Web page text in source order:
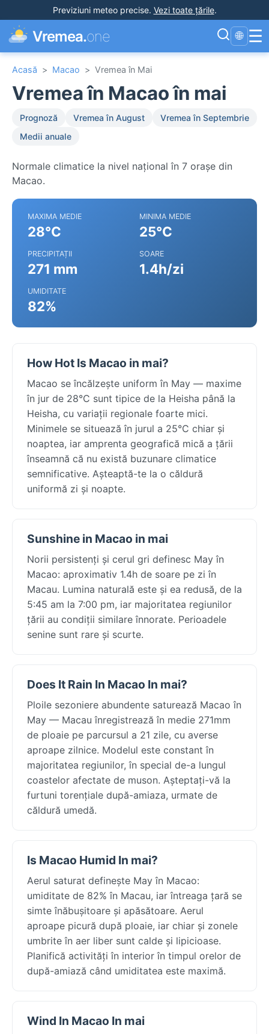
Previziuni meteo precise. Vezi toate țările.
Vremea.one 🌐 ☰
Acasă > Macao > Vremea în Mai
Vremea în Macao în mai
Prognoză Vremea în August
Vremea în Septembrie
Medii anuale
Normale climatice la nivel național în 7 orașe din
Macao.
MAXIMA MEDIE
28°C
MINIMA MEDIE
25°C
PRECIPITAȚII
271 mm
SOARE
1.4h/zi
UMIDITATE
82%
How Hot Is Macao in mai?
Macao se încălzește uniform în May — maxime
în jur de 28°C sunt tipice de la Heisha până la
Heisha, cu variații regionale foarte mici.
Minimele se situează în jurul a 25°C chiar și
noaptea, iar amprenta geografică mică a țării
înseamnă că nu există buzunare climatice
semnificative. Așteaptă-te la o căldură
uniformă zi și noapte.
Sunshine in Macao in mai
Norii persistenți și cerul gri definesc May în
Macao: aproximativ 1.4h de soare pe zi în
Macau. Lumina naturală este și ea redusă, de la
5:45 am la 7:00 pm, iar majoritatea regiunilor
țării au condiții similare înnorate. Perioadele
senine sunt rare și scurte.
Does It Rain In Macao In mai?
Ploile sezoniere abundente saturează Macao în
May — Macau înregistrează în medie 271mm
de ploaie pe parcursul a 21 zile, cu averse
aproape zilnice. Modelul este constant în
majoritatea regiunilor, în special de-a lungul
coastelor afectate de muson. Așteptați-vă la
furtuni torențiale după-amiaza, urmate de
căldură umedă.
Is Macao Humid In mai?
Aerul saturat definește May în Macao:
umiditate de 82% în Macau, iar întreaga țară se
simte înăbușitoare și apăsătoare. Aerul
aproape picură după ploaie, iar chiar și zonele
umbrite în aer liber sunt calde și lipicioase.
Planifică activități în interior în timpul orelor de
după-amiază când umiditatea este maximă.
Wind In Macao In mai